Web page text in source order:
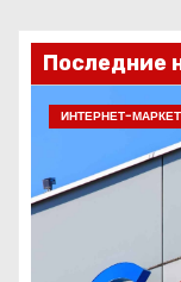
Последние
ИНТЕРНЕТ-